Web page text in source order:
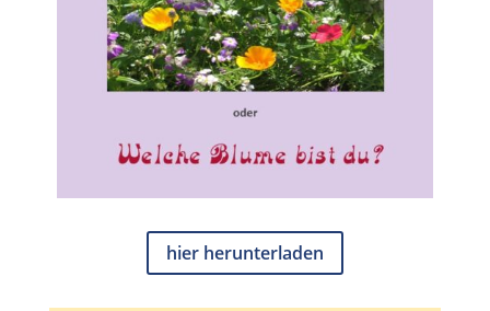
hier herunterladen